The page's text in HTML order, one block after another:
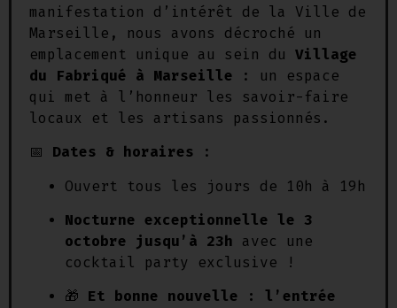
manifestation d’intérêt de la Ville de
Marseille, nous avons décroché un
emplacement unique au sein du Village
du Fabriqué à Marseille : un espace
qui met à l’honneur les savoir-faire
locaux et les artisans passionnés.
📅 Dates & horaires :
Ouvert tous les jours de 10h à 19h
Nocturne exceptionnelle le 3
octobre jusqu’à 23h avec une
cocktail party exclusive !
🎁 Et bonne nouvelle : l’entrée